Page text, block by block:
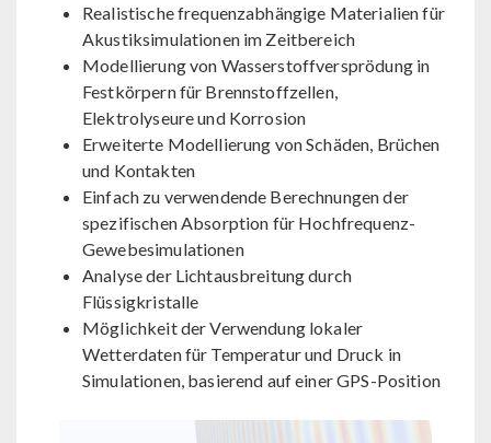
Realistische frequenzabhängige Materialien für
Akustiksimulationen im Zeitbereich
Modellierung von Wasserstoffversprödung in
Festkörpern für Brennstoffzellen,
Elektrolyseure und Korrosion
Erweiterte Modellierung von Schäden, Brüchen
und Kontakten
Einfach zu verwendende Berechnungen der
spezifischen Absorption für Hochfrequenz-
Gewebesimulationen
Analyse der Lichtausbreitung durch
Flüssigkristalle
Möglichkeit der Verwendung lokaler
Wetterdaten für Temperatur und Druck in
Simulationen, basierend auf einer GPS-Position